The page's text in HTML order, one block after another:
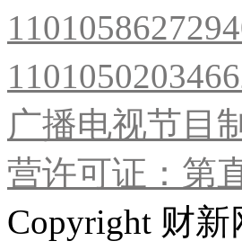
广播电视节目
营许可证：第
Copyright 财新